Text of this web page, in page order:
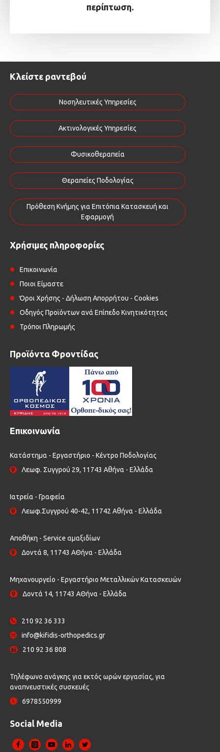
περίπτωση.
Κλείστε ραντεβού
Νοσηλευτικές Υπηρεσίες
Ακτινολογικές Υπηρεσίες
Φυσικοθεραπεία
Θεραπείες Ποδολογίας
Πρόθεση Κνήμης για Επιτόπια Κατασκευή και
Εφαρμογή
Χρήσιμες πληροφορίες
Επικοινωνία
Ποιοι Είμαστε
Όροι Χρήσης - Δήλωση Απορρήτου - Cookies
Οδηγός Προϊόντων ανά Επίπεδο Κινητικότητας
Τρόποι Πληρωμής
Προϊόντα Φροντίδας
Επικοινωνία
Κατάστημα - Εργαστήριο - Κέντρο Ποδολογίας
Λεωφ. Συγγρού 29, 11743 Αθήνα - Ελλάδα
Ιατρεία - Γραφεία
Λεωφ.Συγγρού 40-42, 11742 Αθήνα - Ελλάδα
Αποθήκη - Service αμαξιδίων
Δοντά 8, 11743 ΑΘήνα - Ελλάδα
Μηχανουργείο - Εργαστήριο Μεταλλικών Κατασκευών
Δοντά 14, 11743 ΑΘήνα - Ελλάδα
210 92 36 333
info@kifidis-orthopedics.gr
210 92 36 808
Τηλέφωνο ανάγκης για εκτός ωρών εργασίας, για
αναπνευστικές συσκευές
6978550999
Social Media